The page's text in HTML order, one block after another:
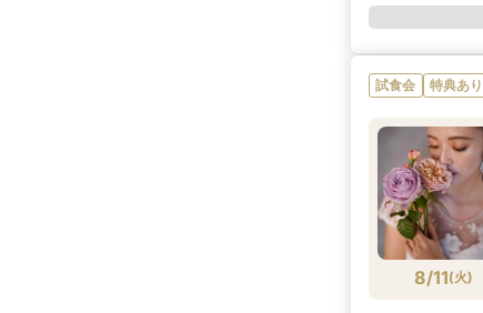
試食会 特典あり
8/11(火)